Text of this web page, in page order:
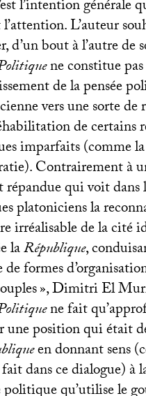
l’intention générale
L’auteur
d’un bout à l’autre de
ne constitue
de la pensée
vers une sorte de
de certains
imparfaits (comme la
Contrairement à
répandue qui voit dans
platoniciens la
irréalisable de la cité
laRépublique,
de formes
», Dimitri El
ne fait
une position qui était
en donnant sens
dans ce dialogue) à